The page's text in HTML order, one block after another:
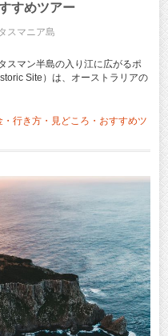
すめツアー
タスマニア島
スマン半島の入り江に広がるポ
Site）は、オーストラリアの
行き方・見どころ・おすすめツ